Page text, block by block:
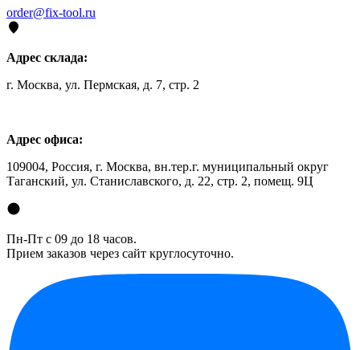
order@fix-tool.ru
Адрес склада:
г. Москва, ул. Пермская, д. 7, стр. 2
Адрес офиса:
109004, Россия, г. Москва, вн.тер.г. муниципальный округ
Таганский, ул. Станиславского, д. 22, стр. 2, помещ. 9Ц
Пн-Пт с 09 до 18 часов.
Прием заказов через сайт круглосуточно.